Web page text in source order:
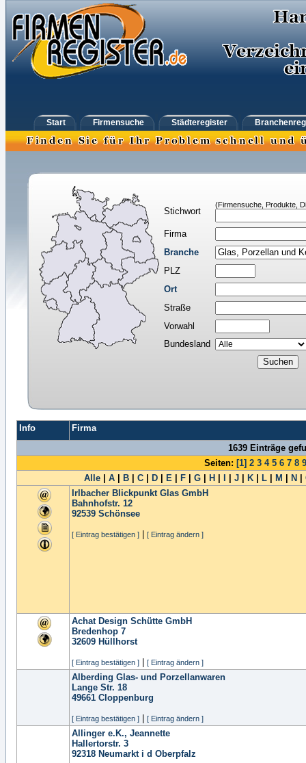
Start Firmensuche Städteregister
Stichwort
(Firmensuche, Produkte,
Firma
Branche
PLZ
Ort
Straße
Vorwahl
Bundesland
Info
Firma
1639 Einträge
Seiten: [1] 2 3 4 5 6 7 8 9
Alle
A B C D E F G H J K L M N
Irlbacher Blickpunkt Glas GmbH
Bahnhofstr. 12
92539 Schönsee
[ Eintrag bestätigen ] [ Eintrag ändern ]
Achat Design Schütte GmbH
Bredenhop 7
32609 Hüllhorst
[ Eintrag bestätigen ] [ Eintrag ändern ]
Alberding Glas- und Porzellanwaren
Lange Str. 18
49661 Cloppenburg
[ Eintrag bestätigen ] [ Eintrag ändern ]
Allinger e.K., Jeannette
Hallertorstr. 3
92318 Neumarkt i d Oberpfalz